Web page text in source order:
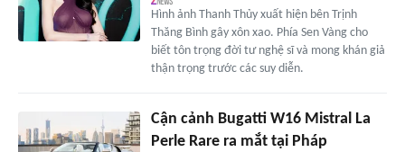
Hình ảnh Thanh Thủy xuất hiện bên Trịnh
Thăng Bình gây xôn xao. Phía Sen Vàng cho
biết tôn trọng đời tư nghệ sĩ và mong khán giả
thận trọng trước các suy diễn.
Cận cảnh Bugatti W16 Mistral La
Perle Rare ra mắt tại Pháp